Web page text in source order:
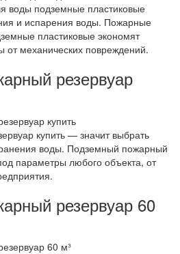
воды подземные пластиковые
и испарения воды. Пожарные
пластиковые экономят
от механических повреждений.
резервуар
купить — значит выбрать
воды. Подземный пожарный
параметры любого объекта, от
резервуар 60